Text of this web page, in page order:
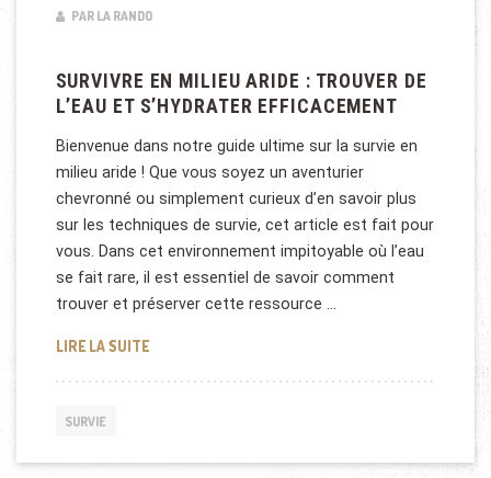
PAR LA RANDO
SURVIVRE EN MILIEU ARIDE : TROUVER DE
L’EAU ET S’HYDRATER EFFICACEMENT
Bienvenue dans notre guide ultime sur la survie en
milieu aride ! Que vous soyez un aventurier
chevronné ou simplement curieux d’en savoir plus
sur les techniques de survie, cet article est fait pour
vous. Dans cet environnement impitoyable où l’eau
se fait rare, il est essentiel de savoir comment
trouver et préserver cette ressource …
LIRE LA SUITESURVIVRE EN MILIEU ARIDE : TROUVER DE L’EAU
SURVIE